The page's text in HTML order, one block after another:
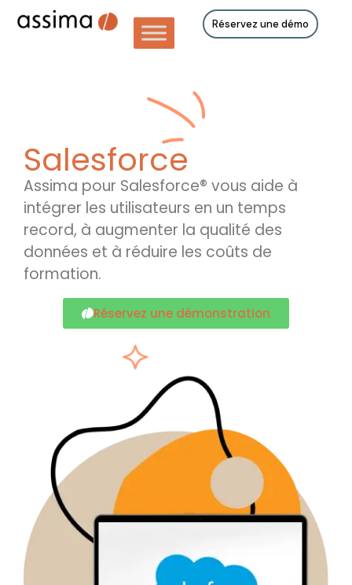
Réservez une démo
Salesforce
Assima pour Salesforce® vous aide à
intégrer les utilisateurs en un temps
record, à augmenter la qualité des
données et à réduire les coûts de
formation.
Réservez une démonstration